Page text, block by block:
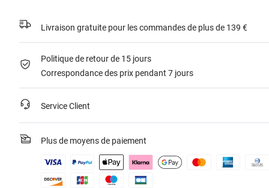
Livraison gratuite pour les commandes de plus de 139 €
Politique de retour de 15 jours
Correspondance des prix pendant 7 jours
Service Client
Plus de moyens de paiement